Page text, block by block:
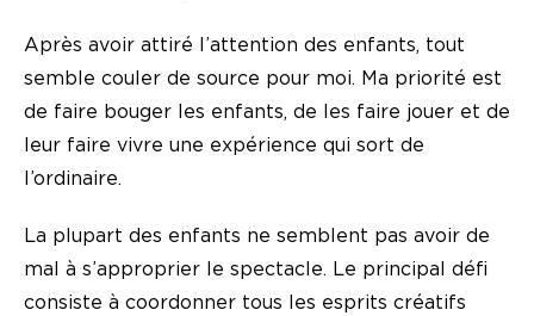
Après avoir attiré l’attention des enfants, tout
semble couler de source pour moi. Ma priorité est
de faire bouger les enfants, de les faire jouer et de
leur faire vivre une expérience qui sort de
l’ordinaire.
La plupart des enfants ne semblent pas avoir de
mal à s’approprier le spectacle. Le principal défi
consiste à coordonner tous les esprits créatifs